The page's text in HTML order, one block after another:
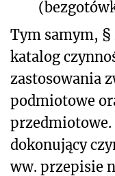
Tym samym,
katalog
zastosowania
podmiotowe
przedmiotowe.
dokonujący
ww. przepisie